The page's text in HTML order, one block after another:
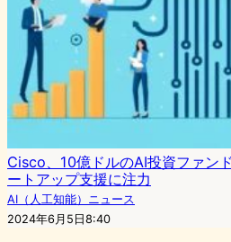
Cisco、10億ドルのAI投資ファン
ートアップ支援に注力
AI（人工知能）ニュース
2024年6月5日8:40